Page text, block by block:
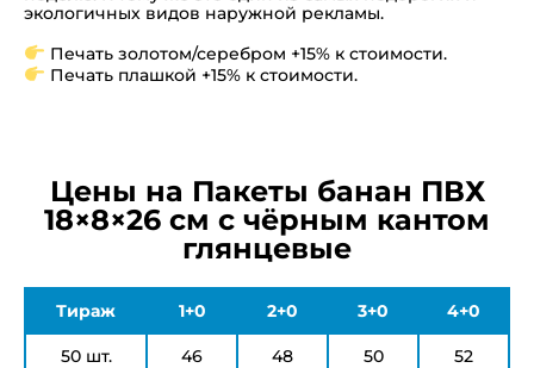
экологичных видов наружной рекламы.
Печать золотом/серебром +15% к стоимости.
Печать плашкой +15% к стоимости.
Цены на Пакеты банан ПВХ
18×8×26 см с чёрным кантом
глянцевые
Тираж 1+0 2+0 3+0 4+0
50 шт. 46 48 50 52